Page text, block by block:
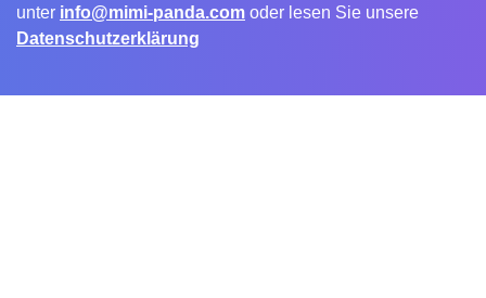
unter info@mimi-panda.com oder lesen Sie unsere
Datenschutzerklärung